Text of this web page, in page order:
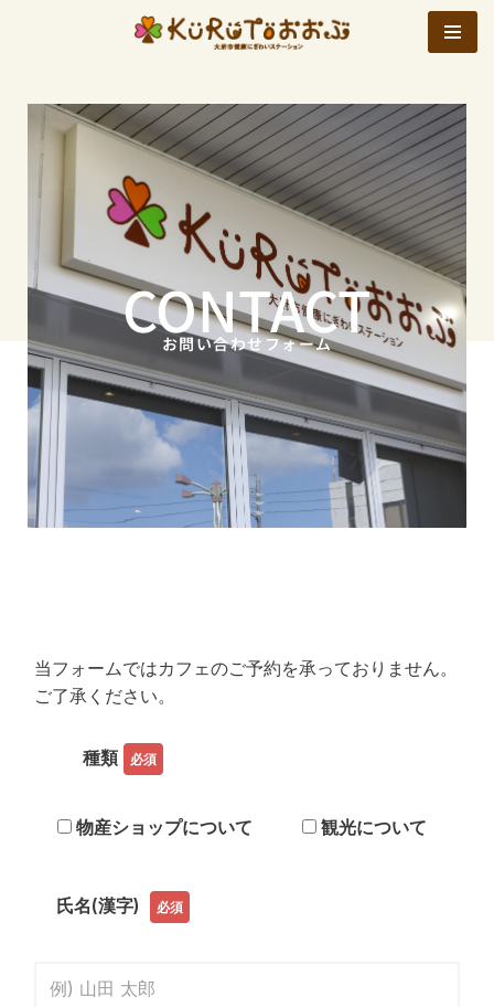
ッ
CONTACT
お問い合わせフォーム
当フォームではカフェのご予約を承っておりません。
ご了承ください。
種類 必須
物産ショップについて 観光について
氏名(漢字) 必須